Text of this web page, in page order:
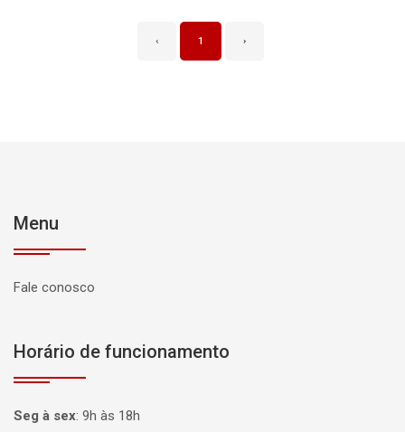
‹ 1 ›
Menu
Fale conosco
Horário de funcionamento
Seg à sex: 9h às 18h